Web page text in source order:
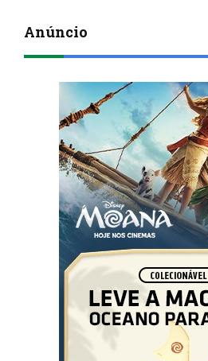
Anúncio